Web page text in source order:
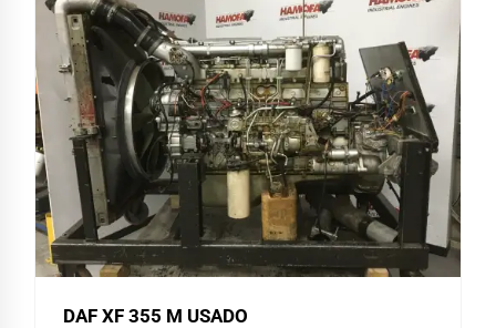
DAF XF 355 M USADO